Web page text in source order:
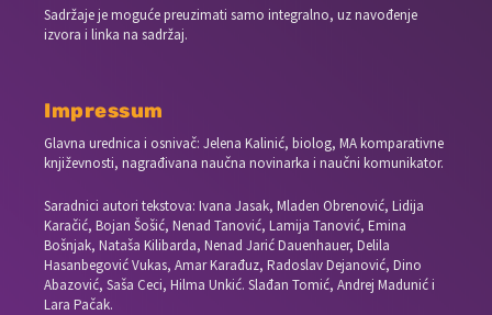
Sadržaje je moguće preuzimati samo integralno, uz navođenje
izvora i linka na sadržaj.
Impressum
Glavna urednica i osnivač: Jelena Kalinić, biolog, MA komparativne
književnosti, nagrađivana naučna novinarka i naučni komunikator.
Saradnici autori tekstova: Ivana Jasak, Mladen Obrenović, Lidija
Karačić, Bojan Šošić, Nenad Tanović, Lamija Tanović, Emina
Bošnjak, Nataša Kilibarda, Nenad Jarić Dauenhauer, Delila
Hasanbegović Vukas, Amar Karađuz, Radoslav Dejanović, Dino
Abazović, Saša Ceci, Hilma Unkić. Slađan Tomić, Andrej Madunić i
Lara Pačak.